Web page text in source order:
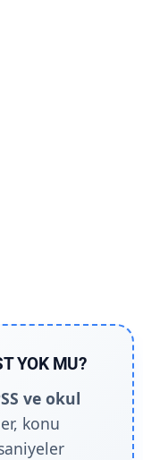
YOK MU?
ve okul
konu